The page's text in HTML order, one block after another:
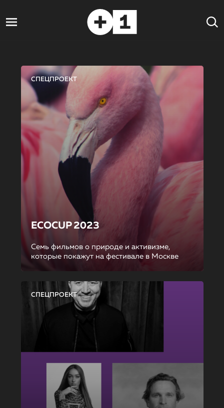
СПЕЦПРОЕКТ
ECOCUP 2023
Семь фильмов о природе и активизме,
которые покажут на фестивале в Москве
СПЕЦПРОЕКТ